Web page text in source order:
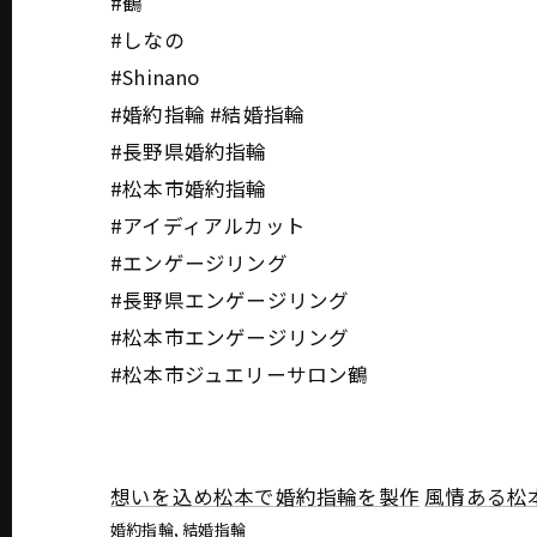
#しなの
#Shinano
#婚約指輪 #結婚指輪
#長野県婚約指輪
#松本市婚約指輪
#アイディアルカット
#エンゲージリング
#長野県エンゲージリング
#松本市エンゲージリング
#松本市ジュエリーサロン鶴
想いを込め松本で婚約指輪を製作 風情ある松
婚約指輪 結婚指輪